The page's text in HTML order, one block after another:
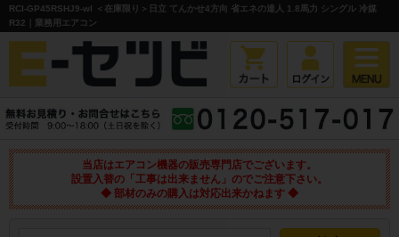
RCI-GP45RSHJ9-wl ＜在庫限り＞日立 てんかせ4方向 省エネの達人 1.8馬力 シングル 冷媒
R32｜業務用エアコン
当店はエアコン機器の販売専門店でございます。
設置入替の「工事は出来ません」のでご注意下さい。
◆ 部材のみの購入は対応出来かねます ◆